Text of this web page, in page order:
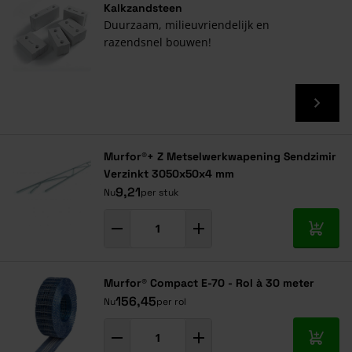
Kalkzandsteen
Duurzaam, milieuvriendelijk en
razendsnel bouwen!
Murfor®+ Z Metselwerkwapening Sendzimir
Verzinkt 3050x50x4 mm
Nu9,21per stuk
In
Murfor® Compact E-70 - Rol à 30 meter
Nu156,45per rol
In